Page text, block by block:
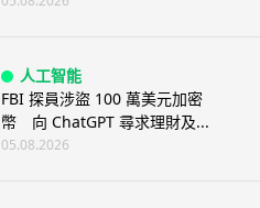
人工智能
FBI 探員涉盜 100 萬美元加密
幣 向 ChatGPT 尋求理財及...
05.08.2026